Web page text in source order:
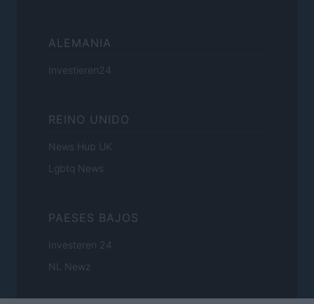
ALEMANIA
Investieren24
REINO UNIDO
News Hub UK
Lgbtq News
PAESES BAJOS
Investeren 24
NL Newz